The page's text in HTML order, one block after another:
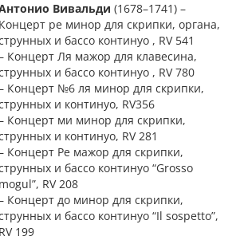
Вивальди (1678–1741) –
Концерт ре минор для скрипки, органа,
и бассо континуо , RV 541
Концерт Ля мажор для клавесина,
и бассо континуо , RV 780
Концерт №6 ля минор для скрипки,
и континуо, RV356
Концерт ми минор для скрипки,
и континуо, RV 281
Концерт Ре мажор для скрипки,
и бассо континуо “Grosso
mogul”, RV 208
Концерт до минор для скрипки,
и бассо континуо “Il sospetto”,
RV 199